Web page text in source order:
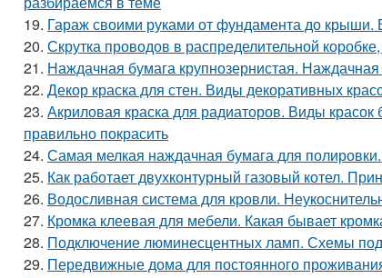
19. Гараж своими руками от фундамента до
20. Скрутка проводов в распределительной
21. Наждачная бумага крупнозернистая.
22. Декор краска для стен. Виды декоративных
23. Акриловая краска для радиаторов. Виды
правильно покрасить
24. Самая мелкая наждачная бумага для
25. Как работает двухконтурный газовый котел.
26. Водосливная система для кровли.
27. Кромка клеевая для мебели. Какая бывает
28. Подключение люминесцентных ламп. Схемы
29. Передвижные дома для постоянного